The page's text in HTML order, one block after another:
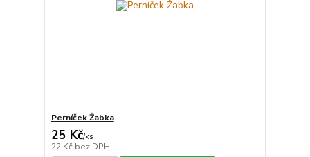
Perníček Žabka
25 Kč/ks
22 Kč bez DPH